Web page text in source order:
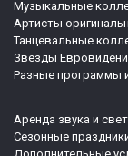
Музыкальные
Артисты
Танцевальные
Звезды
Разные программы
Аренда звука и
Сезонные